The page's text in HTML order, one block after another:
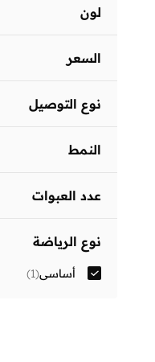
لون
السعر
ر.ع
نوع التوصيل
النمط
عدد العبوات
نوع الرياضة
أساسي(
1
)